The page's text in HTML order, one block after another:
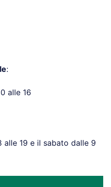
:
alle 16
alle 19 e il sabato dalle 9